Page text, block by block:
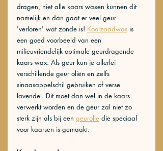
dragen, niet alle kaars waxen kunnen dit
namelijk en dan gaat er veel geur
'verloren' wat zonde is! Koolzaadwas is
een goed voorbeeld van een
milieuvriendelijk optimale geurdragende
kaars wax. Als geur kun je allerlei
verschillende geur oliën en zelfs
sinaasappelschil gebruiken of verse
lavendel. Dit moet dan wel in de kaars
verwerkt worden en de geur zal niet zo
sterk zijn als bij een geurolie die speciaal
voor kaarsen is gemaakt.